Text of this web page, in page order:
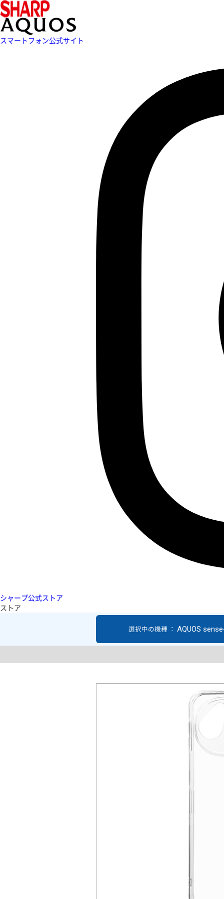
スマートフォン公式サイト
シャープ公式ストア
ストア
選択中の機種 ： AQUOS